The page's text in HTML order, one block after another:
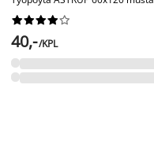






40,-/KPL